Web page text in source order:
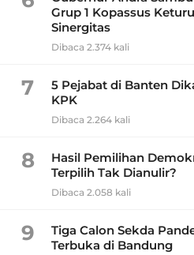
Grup 1 Kopassus
Sinergitas
Dibaca 2.374 kali
7
5 Pejabat di Banten
KPK
Dibaca 2.264 kali
8
Hasil Pemilihan
Terpilih Tak Dianulir?
Dibaca 2.058 kali
9
Tiga Calon Sekda
Terbuka di Bandung